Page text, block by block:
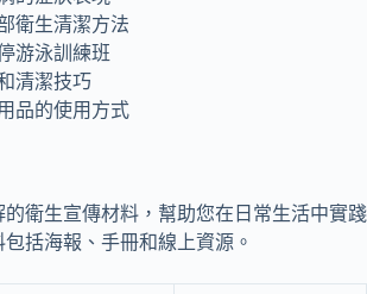
衛生清潔方法
游泳訓練班
清潔技巧
品的使用方式
衛生宣傳材料，幫助您在日常生活中實踐
括海報、手冊和線上資源。